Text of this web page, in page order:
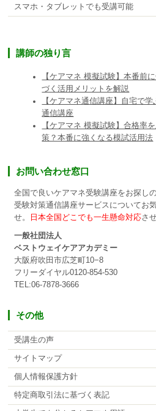
スマホ・タブレットでも受講可能
講師の独り言
【ケアマネ 模擬試験】本番前
づく活用メリットを解説
【ケアマネ通信講座】自宅で
通信講座
【ケアマネ 模擬試験】合格率
策？本番に強くなる模試活用法
お問い合わせ窓口
全国で良いケアマネ受験講座をお探し
受験対策通信講座サービスについてお
せ。
日本全国どこでも一生懸命対応さ
一般社団法人
ベストウェイケアアカデミー
大阪府吹田市広芝町10−8
フリーダイヤル0120-854-530
TEL:06-7878-3666
その他
受講生の声
サイトマップ
個人情報保護方針
特定商取引法に基づく表記